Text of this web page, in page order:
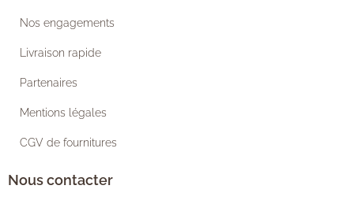
Nos engagements
Livraison rapide
Partenaires
Mentions légales
CGV de fournitures
Nous contacter